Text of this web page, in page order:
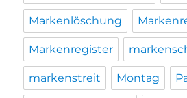
Markenlöschung
Markenregister
markenstreit Montag